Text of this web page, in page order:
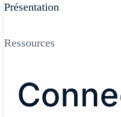
Présentation
Ressources